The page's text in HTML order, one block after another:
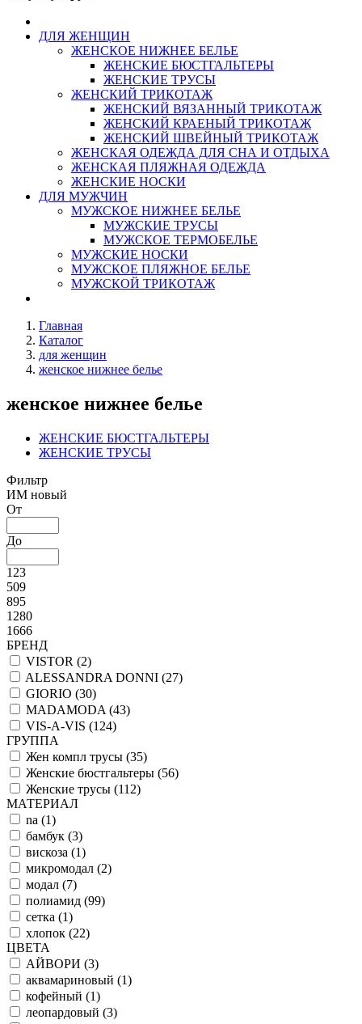
ДЛЯ ЖЕНЩИН
ЖЕНСКОЕ НИЖНЕЕ БЕЛЬЕ
ЖЕНСКИЕ БЮСТГАЛЬТЕРЫ
ЖЕНСКИЕ ТРУСЫ
ЖЕНСКИЙ ТРИКОТАЖ
ЖЕНСКИЙ ВЯЗАННЫЙ ТРИКОТАЖ
ЖЕНСКИЙ КРАЕНЫЙ ТРИКОТАЖ
ЖЕНСКИЙ ШВЕЙНЫЙ ТРИКОТАЖ
ЖЕНСКАЯ ОДЕЖДА ДЛЯ СНА И ОТДЫХА
ЖЕНСКАЯ ПЛЯЖНАЯ ОДЕЖДА
ЖЕНСКИЕ НОСКИ
ДЛЯ МУЖЧИН
МУЖСКОЕ НИЖНЕЕ БЕЛЬЕ
МУЖСКИЕ ТРУСЫ
МУЖСКОЕ ТЕРМОБЕЛЬЕ
МУЖСКИЕ НОСКИ
МУЖСКОЕ ПЛЯЖНОЕ БЕЛЬЕ
МУЖСКОЙ ТРИКОТАЖ
Главная
Каталог
для женщин
женское нижнее белье
женское нижнее белье
ЖЕНСКИЕ БЮСТГАЛЬТЕРЫ
ЖЕНСКИЕ ТРУСЫ
Фильтр
ИМ новый
От
До
123
509
895
1280
1666
БРЕНД
VISTOR (2)
ALESSANDRA DONNI (27)
GIORIO (30)
MADAMODA (43)
VIS-A-VIS (124)
ГРУППА
Жен компл трусы (35)
Женские бюстгальтеры (56)
Женские трусы (112)
МАТЕРИАЛ
na (1)
бамбук (3)
вискоза (1)
микромодал (2)
модал (7)
полиамид (99)
сетка (1)
хлопок (22)
ЦВЕТА
АЙВОРИ (3)
аквамариновый (1)
кофейный (1)
леопардовый (3)